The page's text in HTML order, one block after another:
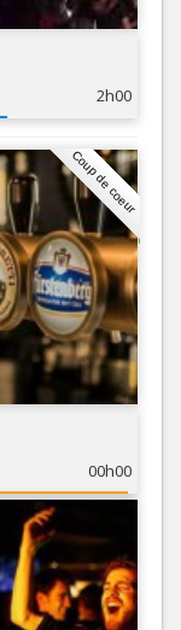
2h00
Coup de coeur
00h00